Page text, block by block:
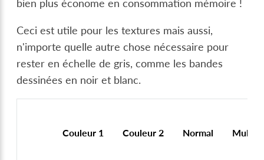
bien plus économe en consommation mémoire !
Ceci est utile pour les textures mais aussi,
n'importe quelle autre chose nécessaire pour
rester en échelle de gris, comme les bandes
dessinées en noir et blanc.
Couleur 1 Couleur 2 Normal